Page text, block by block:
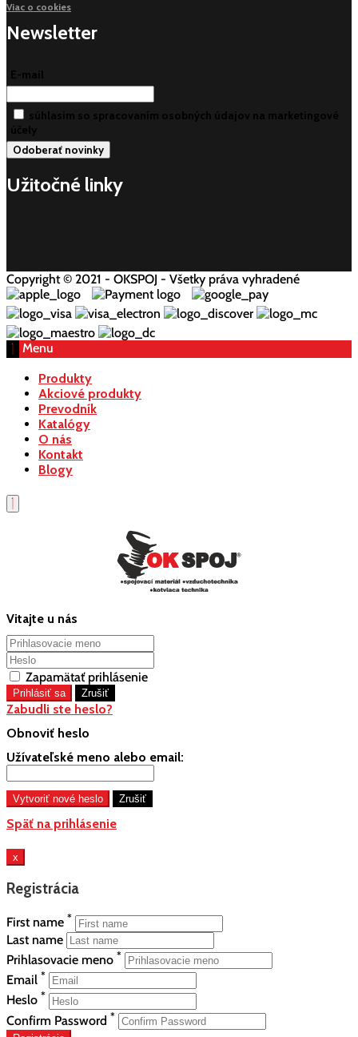
Viac o cookies
Newsletter
E-mail
súhlasim so spracovaním osobných údajov na marketingové
účely
Užitočné linky
Copyright © 2021 - OKSPOJ - Všetky práva vyhradené
Menu
Produkty
Akciové produkty
Prevodník
Katalógy
O nás
Kontakt
Blogy
Vitajte u nás
Zapamätať prihlásenie
Zabudli ste heslo?
Obnoviť heslo
Užívateľské meno alebo email:
Späť na prihlásenie
x
Registrácia
First name *
Last name
Prihlasovacie meno *
Email *
Heslo *
Confirm Password *